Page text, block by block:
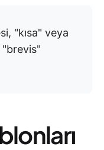
"kısa" veya
"brevis"